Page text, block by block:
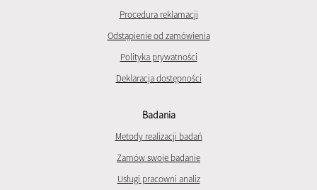
Procedura reklamacji
Odstąpienie od zamówienia
Polityka prywatności
Deklaracja dostępności
Badania
Metody realizacji badań
Zamów swoje badanie
Usługi pracowni analiz